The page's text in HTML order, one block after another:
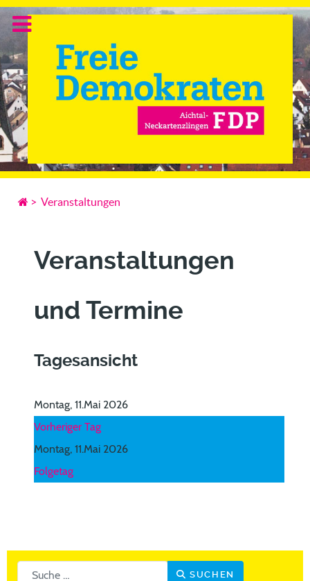
> Veranstaltungen
Veranstaltungen
und Termine
Tagesansicht
Montag, 11.Mai 2026
Vorheriger Tag
Montag, 11.Mai 2026
Folgetag
Suchen SUCHEN